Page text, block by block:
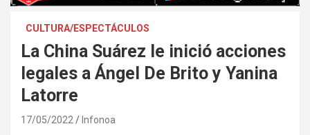
CULTURA/ESPECTÁCULOS
La China Suárez le inició acciones
legales a Ángel De Brito y Yanina
Latorre
17/05/2022 Infonoa